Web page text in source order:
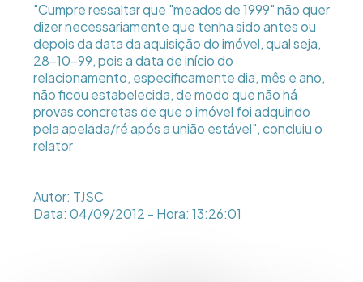
"Cumpre ressaltar que "meados de 1999" não quer
dizer necessariamente que tenha sido antes ou
depois da data da aquisição do imóvel, qual seja,
28-10-99, pois a data de início do
relacionamento, especificamente dia, mês e ano,
não ficou estabelecida, de modo que não há
provas concretas de que o imóvel foi adquirido
pela apelada/ré após a união estável", concluiu o
relator
Autor: TJSC
Data: 04/09/2012 - Hora: 13:26:01